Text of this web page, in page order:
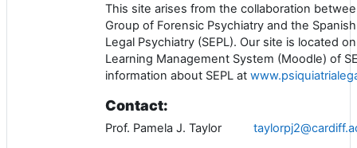
This site arises from the collaboration
Group of Forensic Psychiatry and the
Legal Psychiatry (SEPL). Our site is located
Learning Management System (Moodle) of
information about SEPL at
Contact:
Prof. Pamela J. Taylor